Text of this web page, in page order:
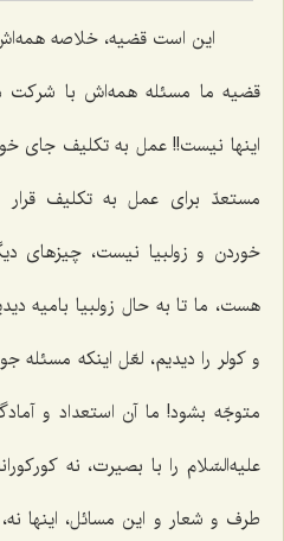
این است قضیه، خلاصه
قضیه ما مسئله همه‌اش با
اینها نیست!! عمل به تکلیف جای
مستعدّ برای عمل به تکلیف
خوردن و زولبیا نیست، چیزهای
هست، ما تا به حال زولبیا بامیه
و کولر را دیدیم، لعّل اینکه
متوجّه بشود! ما آن استعداد و
علیه‌السّلام را با بصیرت، نه
طرف و شعار و این مسائل، اینها